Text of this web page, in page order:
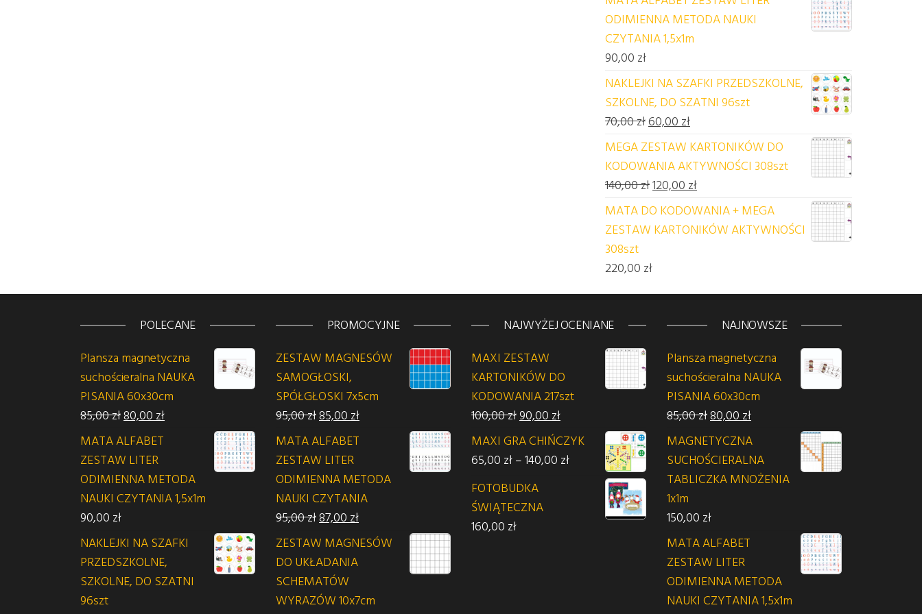
ODIMIENNA METODA NAUKI
CZYTANIA 1,5x1m
90,00 zł
NAKLEJKI NA SZAFKI PRZEDSZKOLNE,
SZKOLNE, DO SZATNI 96szt
70,00złPierwotna cena wynosiła: 70,00 zł.
60,00 złAktualna cena wynosi: 60,00 zł.
MEGA ZESTAW KARTONIKÓW DO
KODOWANIA AKTYWNOŚCI 308szt
140,00złPierwotna cena wynosiła: 140,00 zł.
120,00 złAktualna cena wynosi: 120,00 zł.
MATA DO KODOWANIA + MEGA
ZESTAW KARTONIKÓW AKTYWNOŚCI
308szt
220,00 zł
POLECANE
Plansza magnetyczna
suchościeralna NAUKA
PISANIA 60x30cm
85,00złPierwotna cena wynosiła: 85,00 zł.
80,00 złAktualna cena wynosi: 80,00 zł.
MATA ALFABET
ZESTAW LITER
ODIMIENNA METODA
NAUKI CZYTANIA 1,5x1m
90,00 zł
NAKLEJKI NA SZAFKI
PRZEDSZKOLNE,
SZKOLNE, DO SZATNI
96szt
PROMOCYJNE
ZESTAW MAGNESÓW
SAMOGŁOSKI,
SPÓŁGŁOSKI 7x5cm
95,00złPierwotna cena wynosiła: 95,00 zł.
85,00 złAktualna cena wynosi: 85,00 zł.
MATA ALFABET
ZESTAW LITER
ODIMIENNA METODA
NAUKI CZYTANIA
95,00złPierwotna cena wynosiła: 95,00 zł.
87,00 złAktualna cena wynosi: 87,00 zł.
ZESTAW MAGNESÓW
DO UKŁADANIA
SCHEMATÓW
WYRAZÓW 10x7cm
NAJWYŻEJ OCENIANE
MAXI ZESTAW
KARTONIKÓW DO
KODOWANIA 217szt
100,00złPierwotna cena wynosiła: 100,00 zł.
90,00 złAktualna cena wynosi: 90,00 zł.
MAXI GRA CHIŃCZYK
65,00 zł–140,00 złZakres cen: od 65,00 zł do 140,00 zł
FOTOBUDKA
ŚWIĄTECZNA
160,00 zł
NAJNOWSZE
Plansza magnetyczna
suchościeralna NAUKA
PISANIA 60x30cm
85,00złPierwotna cena wynosiła: 85,00 zł.
80,00 złAktualna cena wynosi: 80,00 zł.
MAGNETYCZNA
SUCHOŚCIERALNA
TABLICZKA MNOŻENIA
1x1m
150,00 zł
MATA ALFABET
ZESTAW LITER
ODIMIENNA METODA
NAUKI CZYTANIA 1,5x1m